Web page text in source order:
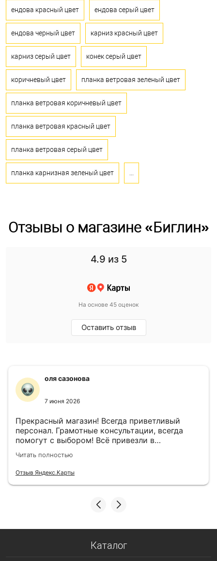
ендова красный цвет ендова серый цвет
ендова черный цвет карниз красный цвет
карниз серый цвет конек серый цвет
коричневый цвет планка ветровая зеленый цвет
планка ветровая коричневый цвет
планка ветровая красный цвет
планка ветровая серый цвет
планка карнизная зеленый цвет
Отзывы о магазине «Биглин»
4.9 из 5
На основе 45 оценок
Оставить отзыв
оля сазонова
7 июня 2026
Прекрасный магазин! Всегда приветливый
персонал. Грамотные консультации, всегда
помогут с выбором! Всё привезли в
назначенный день!
Читать полностью
Отзыв Яндекс.Карты
Каталог